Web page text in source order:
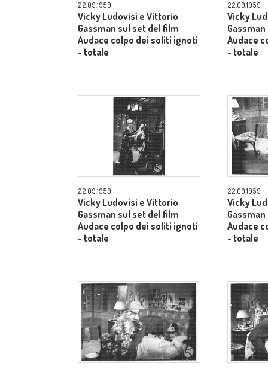
22.09.1959
Vicky Ludovisi e Vittorio
Gassman sul set del film
Audace colpo dei soliti ignoti
- totale
22.09.1959
Vicky
Audace
- totale
22.09.1959
Vicky Ludovisi e Vittorio
Gassman sul set del film
Audace colpo dei soliti ignoti
- totale
22.09.1959
Vicky
Audace
- totale